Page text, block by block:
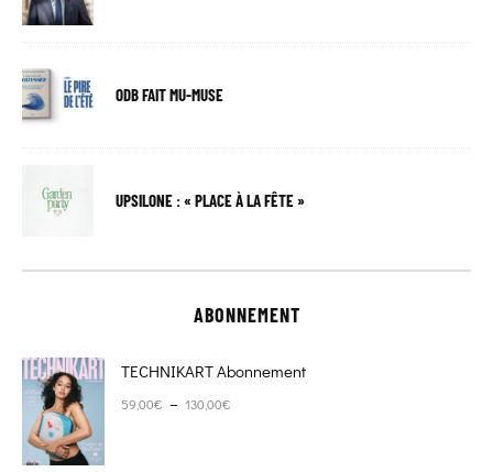
ODB FAIT MU-MUSE
UPSILONE : « PLACE À LA FÊTE »
ABONNEMENT
TECHNIKART Abonnement
59,00€ – 130,00€